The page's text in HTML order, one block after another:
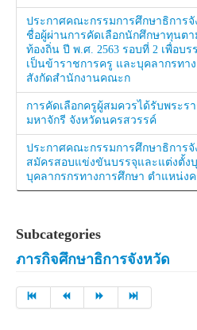
ประกาศคณะกรรมการศึกษาธิการจั
ชื่อผู้ผ่านการคัดเลือกนักศึกษาทุนต
ท้องถิ่น ปี พ.ศ. 2563 รอบที่ 2 เพื่อบ
เป็นข้าราชการครู และบุคลากรทา
สังกัดสำนักงานคณะก
การคัดเลือกครูผู้สมควรได้รับพระร
มหาจักรี จังหวัดนครสวรรค์
ประกาศคณะกรรมการศึกษาธิการจั
สมัครสอบแข่งขันบรรจุและแต่งตั้ง
บุคลากรกรทางการศึกษา ตำแหน่ง
Subcategories
ภารกิจศึกษาธิการจังหวัด